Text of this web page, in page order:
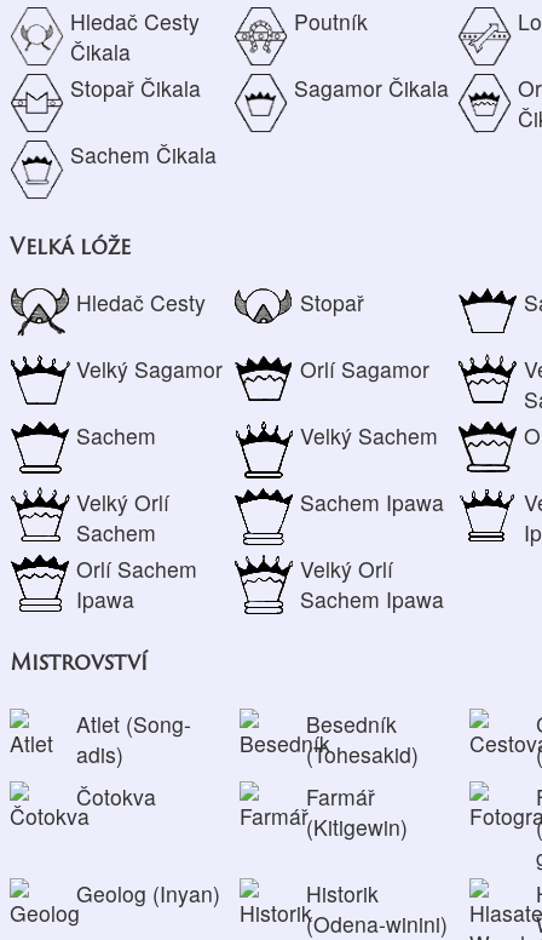
Hledač Cesty
Čikala
Poutník
Stopař Čikala Sagamor Čikala
Sachem Čikala
Velká lóže
Hledač Cesty Stopař
Velký Sagamor Orlí Sagamor
Sachem
Velký Sachem
Velký Orlí
Sachem
Sachem Ipawa
Orlí Sachem
Ipawa
Velký Orlí
Sachem Ipawa
Mistrovství
Atlet (Song-
adis)
Besedník
(Tohesakid)
Čotokva
Farmář
(Kitigewin)
Geolog (Inyan)
Historik
(Odena-winini)